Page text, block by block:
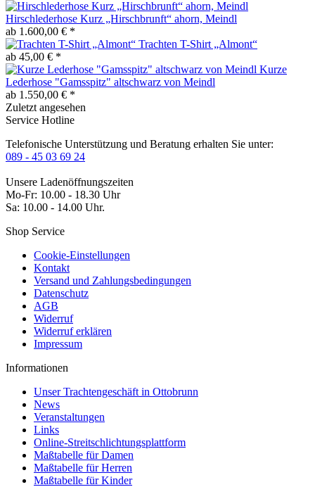
Hirschlederhose Kurz „Hirschbrunft“ ahorn, Meindl
ab 1.600,00 € *
Trachten T-Shirt „Almont“
ab 45,00 € *
Kurze
Lederhose "Gamsspitz" altschwarz von Meindl
ab 1.550,00 € *
Zuletzt angesehen
Service Hotline
Telefonische Unterstützung und Beratung erhalten Sie unter:
089 - 45 03 69 24
Unsere Ladenöffnungszeiten
Mo-Fr: 10.00 - 18.30 Uhr
Sa: 10.00 - 14.00 Uhr.
Shop Service
Cookie-Einstellungen
Kontakt
Versand und Zahlungsbedingungen
Datenschutz
AGB
Widerruf
Widerruf erklären
Impressum
Informationen
Unser Trachtengeschäft in Ottobrunn
News
Veranstaltungen
Links
Online-Streitschlichtungsplattform
Maßtabelle für Damen
Maßtabelle für Herren
Maßtabelle für Kinder